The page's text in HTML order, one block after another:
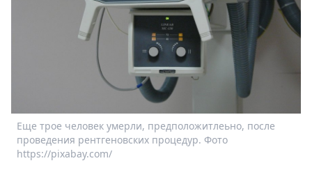
Metro
Стримы
Спецпроекты
Звезды
Выборы
Скачай
Metro
Еще трое человек умерли, предположитлеьно, после
проведения рентгеновских процедур. Фото
https://pixabay.com/